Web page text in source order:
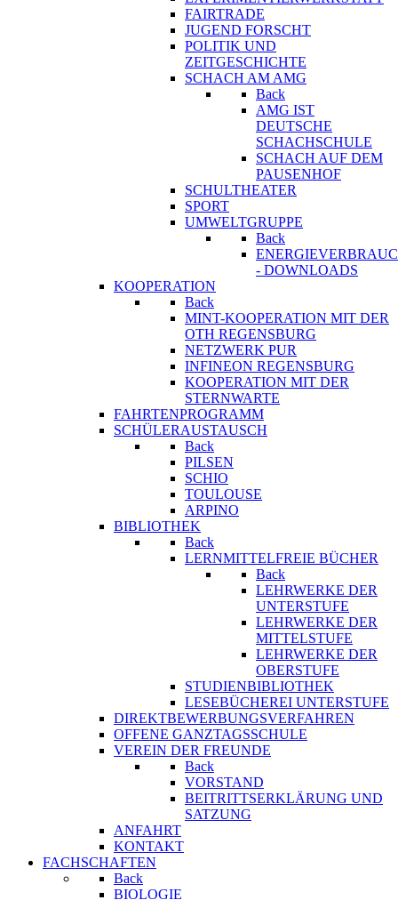
FAIRTRADE
JUGEND FORSCHT
POLITIK UND
ZEITGESCHICHTE
SCHACH AM AMG
Back
AMG IST
DEUTSCHE
SCHACHSCHULE
SCHACH AUF DEM
PAUSENHOF
SCHULTHEATER
SPORT
UMWELTGRUPPE
Back
- DOWNLOADS
KOOPERATION
Back
MINT-KOOPERATION MIT DER
OTH REGENSBURG
NETZWERK PUR
INFINEON REGENSBURG
KOOPERATION MIT DER
STERNWARTE
FAHRTENPROGRAMM
SCHÜLERAUSTAUSCH
Back
PILSEN
SCHIO
TOULOUSE
ARPINO
BIBLIOTHEK
Back
LERNMITTELFREIE BÜCHER
Back
LEHRWERKE DER
UNTERSTUFE
LEHRWERKE DER
MITTELSTUFE
LEHRWERKE DER
OBERSTUFE
STUDIENBIBLIOTHEK
LESEBÜCHEREI UNTERSTUFE
DIREKTBEWERBUNGSVERFAHREN
OFFENE GANZTAGSSCHULE
VEREIN DER FREUNDE
Back
VORSTAND
BEITRITTSERKLÄRUNG UND
SATZUNG
ANFAHRT
KONTAKT
FACHSCHAFTEN
Back
BIOLOGIE